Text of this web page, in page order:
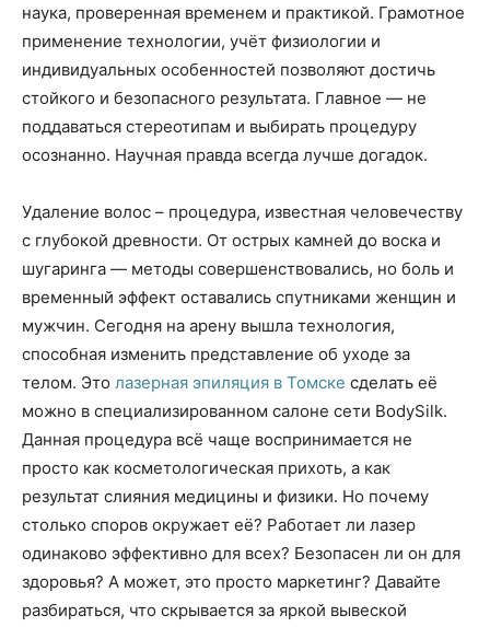
наука, проверенная временем и практикой. Грамотное
применение технологии, учёт физиологии и
индивидуальных особенностей позволяют достичь
стойкого и безопасного результата. Главное — не
поддаваться стереотипам и выбирать процедуру
осознанно. Научная правда всегда лучше догадок.
Удаление волос – процедура, известная человечеству
с глубокой древности. От острых камней до воска и
шугаринга — методы совершенствовались, но боль и
временный эффект оставались спутниками женщин и
мужчин. Сегодня на арену вышла технология,
способная изменить представление об уходе за
телом. Это лазерная эпиляция в Томске сделать её
можно в специализированном салоне сети BodySilk.
Данная процедура всё чаще воспринимается не
просто как косметологическая прихоть, а как
результат слияния медицины и физики. Но почему
столько споров окружает её? Работает ли лазер
одинаково эффективно для всех? Безопасен ли он для
здоровья? А может, это просто маркетинг? Давайте
разбираться, что скрывается за яркой вывеской